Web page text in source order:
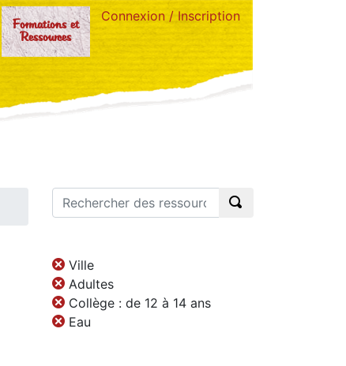
Formations et
Ressources
Connexion / Inscription
Ville
Adultes
Collège : de 12 à 14 ans
Eau